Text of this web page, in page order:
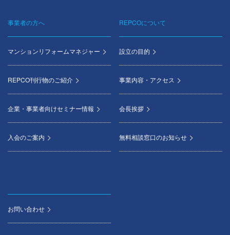
事業者の方へ
マンションリフォームマネジャー
REPCO刊行物のご紹介
企業・事業者向けセミナー情報
入会のご案内
REPCOについて
設立の目的
事業内容・アクセス
会長挨拶
無料相談窓口のお知らせ
お問い合わせ